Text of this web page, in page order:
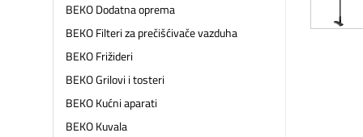
BEKO Dodatna oprema
BEKO Filteri za prečišćivače vazduha
BEKO Frižideri
BEKO Grilovi i tosteri
BEKO Kućni aparati
BEKO Kuvala